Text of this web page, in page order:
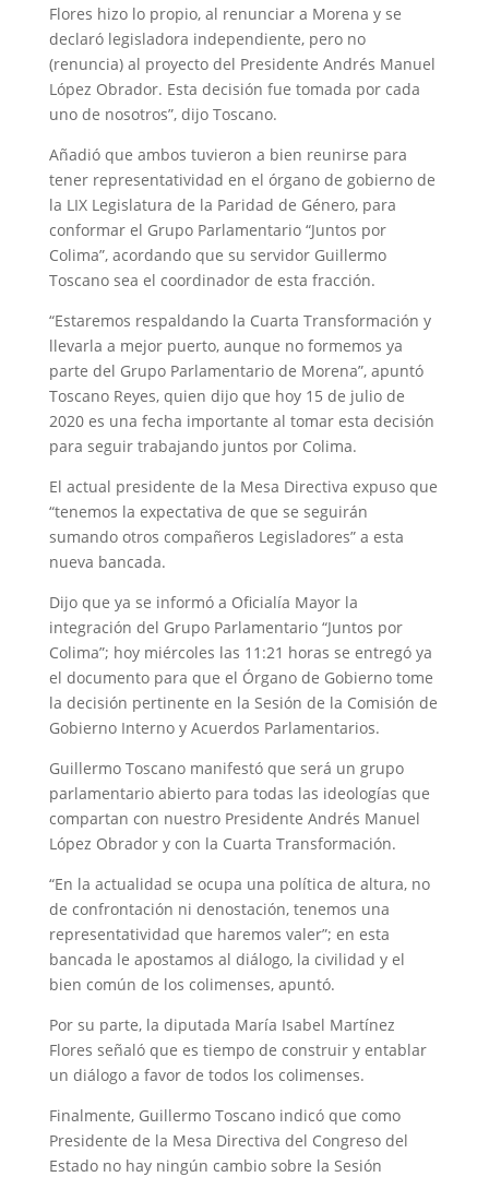
Flores hizo lo propio, al renunciar a Morena y se
declaró legisladora independiente, pero no
(renuncia) al proyecto del Presidente Andrés Manuel
López Obrador. Esta decisión fue tomada por cada
uno de nosotros”, dijo Toscano.
Añadió que ambos tuvieron a bien reunirse para
tener representatividad en el órgano de gobierno de
la LIX Legislatura de la Paridad de Género, para
conformar el Grupo Parlamentario “Juntos por
Colima”, acordando que su servidor Guillermo
Toscano sea el coordinador de esta fracción.
“Estaremos respaldando la Cuarta Transformación y
llevarla a mejor puerto, aunque no formemos ya
parte del Grupo Parlamentario de Morena”, apuntó
Toscano Reyes, quien dijo que hoy 15 de julio de
2020 es una fecha importante al tomar esta decisión
para seguir trabajando juntos por Colima.
El actual presidente de la Mesa Directiva expuso que
“tenemos la expectativa de que se seguirán
sumando otros compañeros Legisladores” a esta
nueva bancada.
Dijo que ya se informó a Oficialía Mayor la
integración del Grupo Parlamentario “Juntos por
Colima”; hoy miércoles las 11:21 horas se entregó ya
el documento para que el Órgano de Gobierno tome
la decisión pertinente en la Sesión de la Comisión de
Gobierno Interno y Acuerdos Parlamentarios.
Guillermo Toscano manifestó que será un grupo
parlamentario abierto para todas las ideologías que
compartan con nuestro Presidente Andrés Manuel
López Obrador y con la Cuarta Transformación.
“En la actualidad se ocupa una política de altura, no
de confrontación ni denostación, tenemos una
representatividad que haremos valer”; en esta
bancada le apostamos al diálogo, la civilidad y el
bien común de los colimenses, apuntó.
Por su parte, la diputada María Isabel Martínez
Flores señaló que es tiempo de construir y entablar
un diálogo a favor de todos los colimenses.
Finalmente, Guillermo Toscano indicó que como
Presidente de la Mesa Directiva del Congreso del
Estado no hay ningún cambio sobre la Sesión